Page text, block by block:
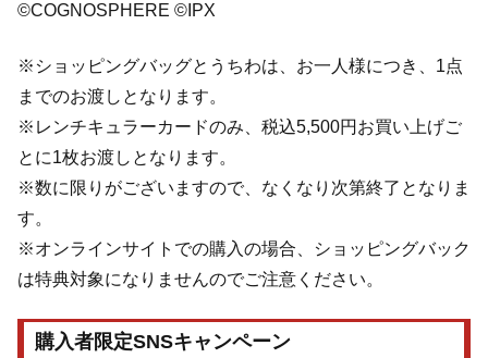
©COGNOSPHERE ©IPX
※ショッピングバッグとうちわは、お一人様につき、1点
までのお渡しとなります。
※レンチキュラーカードのみ、税込5,500円お買い上げご
とに1枚お渡しとなります。
※数に限りがございますので、なくなり次第終了となりま
す。
※オンラインサイトでの購入の場合、ショッピングバック
は特典対象になりませんのでご注意ください。
購入者限定SNSキャンペーン